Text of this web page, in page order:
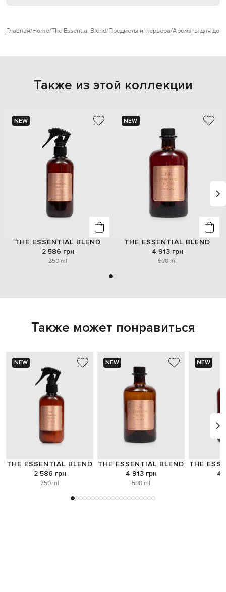
Главная Home The Essential Blend Предметы интерьера Ароматы для
Также из этой коллекции
NEW
THE ESSENTIAL BLEND
2 586 грн
250 ml
NEW
THE ESSENTIAL BLEND
4 913 грн
500 ml
Также может понравиться
NEW
THE ESSENTIAL BLEND
2 586 грн
250 ml
NEW
THE ESSENTIAL BLEND
4 913 грн
500 ml
NEW
THE
4